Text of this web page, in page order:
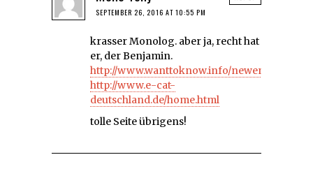
SEPTEMBER 26, 2016 AT 10:55 PM
krasser Monolog. aber ja, recht hat
er, der Benjamin.
http://www.wanttoknow.info/
http://www.e-cat-
deutschland.de/home.html
tolle Seite übrigens!